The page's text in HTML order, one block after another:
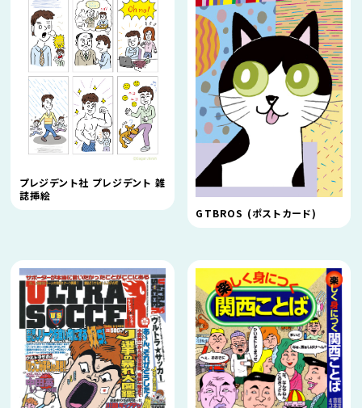
プレジデント社 プレジデント 雑
誌挿絵
GTBROS (ポストカード)